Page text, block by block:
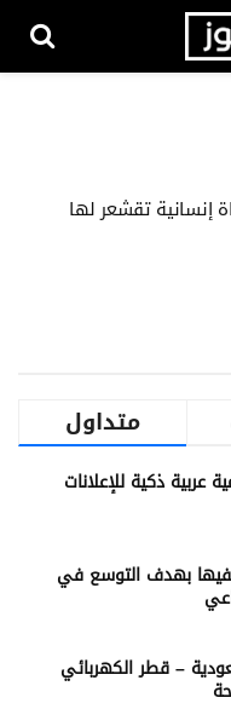
إنسانية تقشعر لها
متداول
عربية ذكية للإعلانات
من موظفيها بهدف التوسع في
– قطر الكهربائي